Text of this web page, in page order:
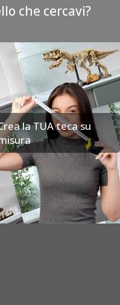
che cercavi?
la TUA teca su